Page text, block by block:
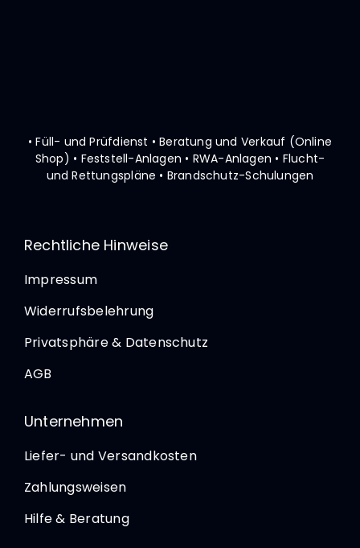
• Füll- und Prüfdienst • Beratung und Verkauf (Online
Shop) • Feststell-Anlagen • RWA-Anlagen • Flucht-
und Rettungspläne • Brandschutz-Schulungen
Rechtliche Hinweise
Impressum
Widerrufsbelehrung
Privatsphäre & Datenschutz
AGB
Unternehmen
Liefer- und Versandkosten
Zahlungsweisen
Hilfe & Beratung